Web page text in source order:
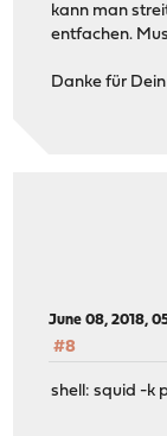
kann man
entfachen.
Danke für
June 08, 2018,
#8
shell: squid -k